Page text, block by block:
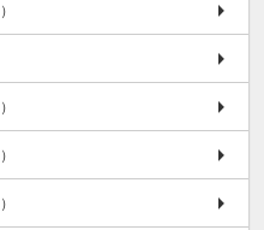
）
）
）
）